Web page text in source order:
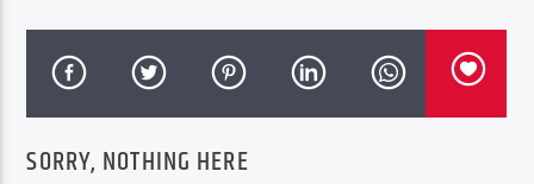
SORRY, NOTHING HERE